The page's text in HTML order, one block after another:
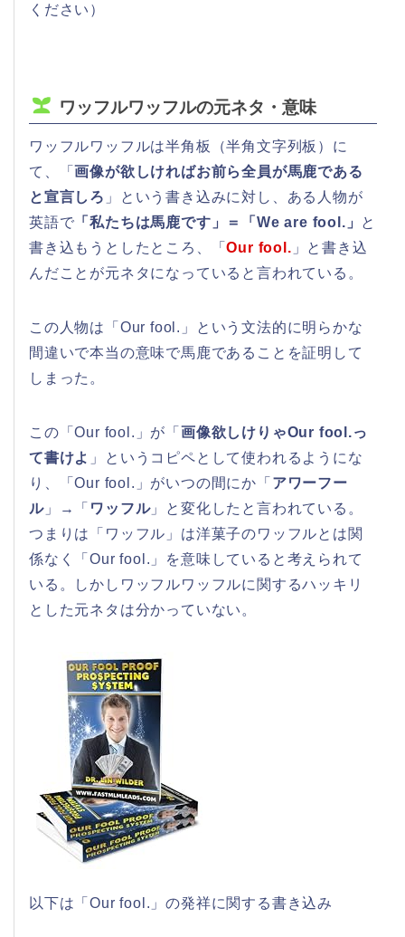
ください）
ワッフルワッフルの元ネタ・意味
ワッフルワッフルは半角板（半角文字列板）に
て、「画像が欲しければお前ら全員が馬鹿である
と宣言しろ 」という書き込みに対し、ある人物が
英語で 「私たちは馬鹿です」＝「We are fool.」 と
書き込もうとしたところ、「Our fool. 」と書き込
んだことが元ネタになっていると言われている。
この人物は「Our fool.」という文法的に明らかな
間違いで本当の意味で馬鹿であることを証明して
しまった。
この「Our fool.」が「 画像欲しけりゃOur fool.っ
て書けよ 」というコピペとして使われるようにな
り、「Our fool.」がいつの間にか「 アワーフー
ル」→「 ワッフル」と変化したと言われている。
つまりは「ワッフル」は洋菓子のワッフルとは関
係なく「Our fool.」を意味していると考えられて
いる。しかしワッフルワッフルに関するハッキリ
とした元ネタは分かっていない。
以下は「Our fool.」の発祥に関する書き込み